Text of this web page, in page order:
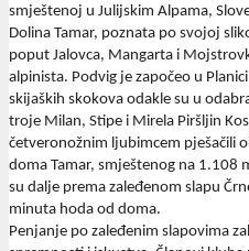
smještenoj u Julijskim Alpama,
Dolina Tamar, poznata po svojoj
poput Jalovca, Mangarta i
alpinista. Podvig je započeo u
skijaških skokova odakle su u
troje Milan, Stipe i Mirela Piršljin
četveronožnim ljubimcem pješačili
doma Tamar, smještenog na 1.108
su dalje prema zaleđenom slapu
minuta hoda od doma.
Penjanje po zaleđenim slapovima